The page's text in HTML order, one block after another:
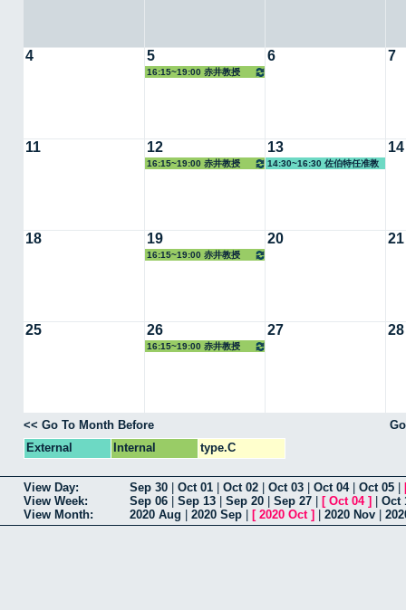
4 5
16:15~19:00 赤井教授
6 7
11 12
16:15~19:00 赤井教授
13
14:30~16:30 佐伯特任准教
14
18 19
16:15~19:00 赤井教授
20 21
25 26
16:15~19:00 赤井教授
27 28
<< Go To Month Before
External
Internal type.C
View Day: Sep 30 Oct 01 Oct 02 Oct 03 Oct 04| Oct 05
View Week:
Sep 06 Sep 13 Sep 20 Sep 27 [ Oct 04]
Oct
View Month:
2020 Aug 2020 Sep [ 2020 Oct ] 2020 Nov